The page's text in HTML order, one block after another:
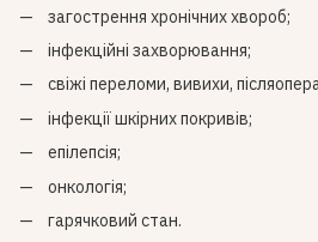
загострення хронічних хвороб;
інфекційні захворювання;
свіжі переломи, вивихи,
інфекції шкірних покривів;
епілепсія;
онкологія;
гарячковий стан.